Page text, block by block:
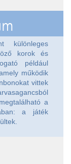
különleges
korok és
például
működik
vittek
a
a játék